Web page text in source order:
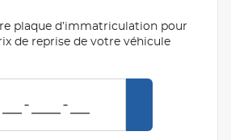
plaque d’immatriculation pour
de reprise de votre véhicule